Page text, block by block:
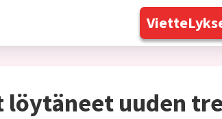
löytäneet uuden